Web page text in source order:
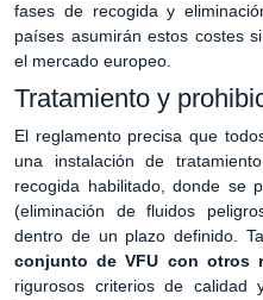
fases de recogida y
países asumirán estos costes
el mercado europeo.
Tratamiento y
El reglamento precisa que
una instalación de
recogida habilitado, donde se
(eliminación de fluidos
dentro de un plazo definido.
conjunto de VFU con otros
rigurosos criterios de